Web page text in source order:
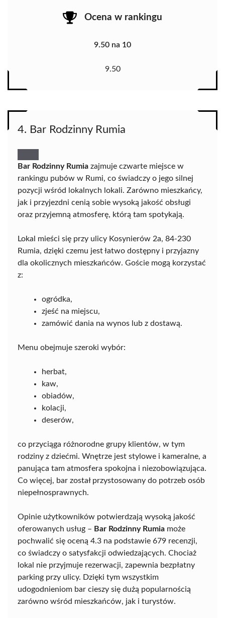
Ocena w rankingu
9.50 na 10
9.50
4. Bar Rodzinny Rumia
Bar Rodzinny Rumia zajmuje czwarte miejsce w
rankingu pubów w Rumi, co świadczy o jego silnej
pozycji wśród lokalnych lokali. Zarówno mieszkańcy,
jak i przyjezdni cenią sobie wysoką jakość obsługi
oraz przyjemną atmosferę, którą tam spotykają.
Lokal mieści się przy ulicy Kosynierów 2a, 84-230
Rumia, dzięki czemu jest łatwo dostępny i przyjazny
dla okolicznych mieszkańców. Goście mogą korzystać
z:
ogródka,
zjeść na miejscu,
zamówić dania na wynos lub z dostawą.
Menu obejmuje szeroki wybór:
herbat,
kaw,
obiadów,
kolacji,
deserów,
co przyciąga różnorodne grupy klientów, w tym
rodziny z dziećmi. Wnętrze jest stylowe i kameralne, a
panująca tam atmosfera spokojna i niezobowiązująca.
Co więcej, bar został przystosowany do potrzeb osób
niepełnosprawnych.
Opinie użytkowników potwierdzają wysoką jakość
oferowanych usług – Bar Rodzinny Rumia może
pochwalić się oceną 4.3 na podstawie 679 recenzji,
co świadczy o satysfakcji odwiedzających. Chociaż
lokal nie przyjmuje rezerwacji, zapewnia bezpłatny
parking przy ulicy. Dzięki tym wszystkim
udogodnieniom bar cieszy się dużą popularnością
zarówno wśród mieszkańców, jak i turystów.